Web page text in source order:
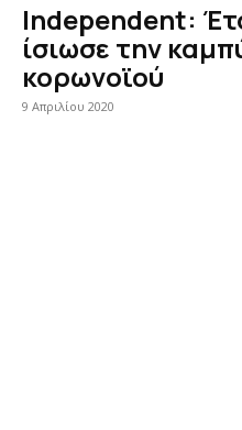
Independent:
ίσιωσε την
κορωνοϊού
9 Απριλίου 2020